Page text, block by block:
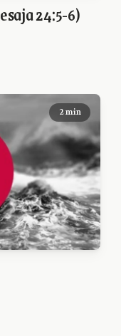
24:5-6)
2 min